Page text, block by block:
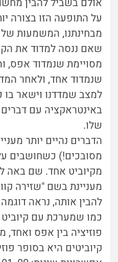
על התופעה הזו בצורה
מבחינתנו, המשמעות של
שאם ננסה למדוד את
מסויימת שנמדוד אפס,
שנמדוד אחד, ולאחר
למצב שמדדנו וישאר בו
באינטראקציה עם
שלו.
הדברים נהיים יותר
מסובכים!) כשחושבים
מקיוביט אחד. שם באה
מעניינת בשם "שזירה
להבין אותה, נראה
כמו שמערכת עם
פוזיציה בין אפס
קיוביטים היא בסופר